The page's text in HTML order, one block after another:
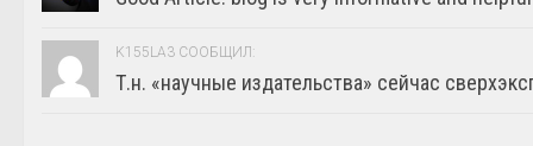
K155LA3 СООБЩИЛ:
Т.н. «научные издательства» сейчас